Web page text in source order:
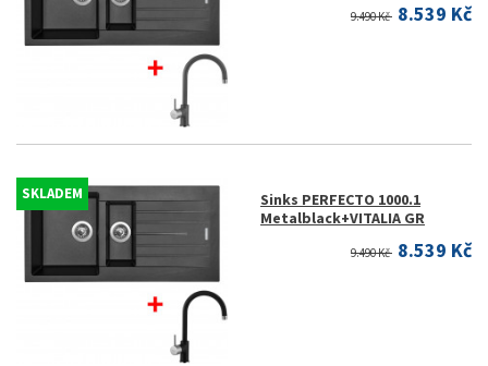
9.490 Kč 8.539 Kč
SKLADEM
Sinks PERFECTO 1000.1
Metalblack+VITALIA GR
9.490 Kč 8.539 Kč